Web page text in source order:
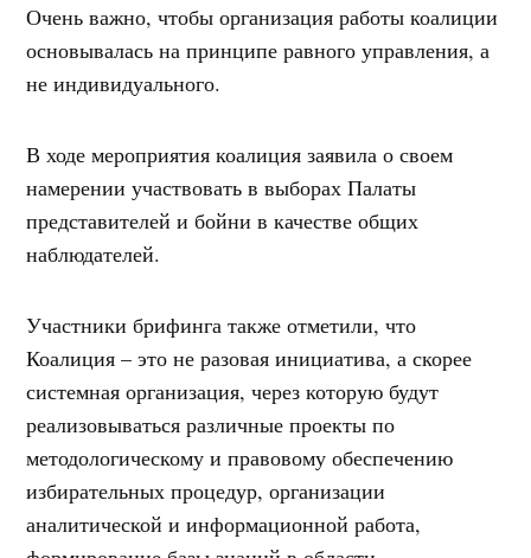
Очень важно, чтобы организация работы коалиции
основывалась на принципе равного управления, а
не индивидуального.
В ходе мероприятия коалиция заявила о своем
намерении участвовать в выборах Палаты
представителей и бойни в качестве общих
наблюдателей.
Участники брифинга также отметили, что
Коалиция – это не разовая инициатива, а скорее
системная организация, через которую будут
реализовываться различные проекты по
методологическому и правовому обеспечению
избирательных процедур, организации
аналитической и информационной работа,